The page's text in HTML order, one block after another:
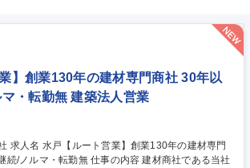
】創業130年の建材専門商社 30年以
マ・転勤無 建築法人営業
門
仕事の内容 建材商社である当社